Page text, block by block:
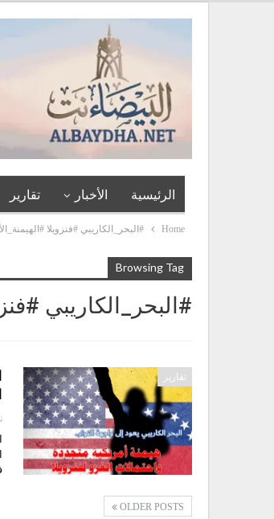
الرئيسية الأخبار تقارير
Home #البحر_الكاريبي #فنزويلا
Browsing Tag
#البحر_الكاريبي
تقارير
OLDER POSTS